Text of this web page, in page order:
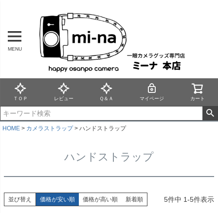
MENU
ＴＯＰ レビュー Ｑ＆Ａ マイページ カート
HOME カメラストラップ ハンドストラップ
ハンドストラップ
並び替え 価格が安い順 価格が高い順 新着順 5件中 1-5件表示